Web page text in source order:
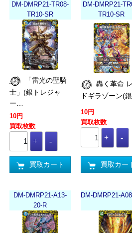
DM-DMRP21-TR08-
TR10-SR
士」(銀トレジャ
ー…
10円
買取枚数
買取カート
DM-DMRP21-
TR10-SR
轟く革命 レッ
ドギラゾーン(
10円
買取枚数
買取カー
DM-DMRP21-A13-
20-R
DM-DMRP21-